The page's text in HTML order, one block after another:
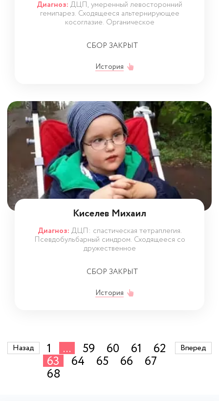
Диагноз: ДЦП, умеренный левосторонний
гемипарез. Сходящееся альтернирующее
косоглазие. Органическое
СБОР ЗАКРЫТ
История
Киселев Михаил
Диагноз: ДЦП: спастическая тетраплегия.
Псевдобульбарный синдром. Сходящееся со
дружественное
СБОР ЗАКРЫТ
История
Назад 1 ... 59 60 61 62
63 64 65 66 67
68
Вперед